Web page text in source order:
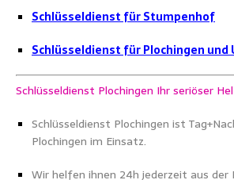
Schlüsseldienst für Stumpenhof
Schlüsseldienst für Plochingen und
Schlüsseldienst Plochingen Ihr seriöser
Schlüsseldienst Plochingen ist
Plochingen im Einsatz.
Wir helfen ihnen 24h jederzeit aus der